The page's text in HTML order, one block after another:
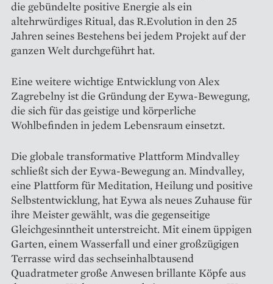
die gebündelte positive Energie als ein
altehrwürdiges Ritual, das R.Evolution in den 25
Jahren seines Bestehens bei jedem Projekt auf der
ganzen Welt durchgeführt hat.
Eine weitere wichtige Entwicklung von Alex
Zagrebelny ist die Gründung der Eywa-Bewegung,
die sich für das geistige und körperliche
Wohlbefinden in jedem Lebensraum einsetzt.
Die globale transformative Plattform Mindvalley
schließt sich der Eywa-Bewegung an. Mindvalley,
eine Plattform für Meditation, Heilung und positive
Selbstentwicklung, hat Eywa als neues Zuhause für
ihre Meister gewählt, was die gegenseitige
Gleichgesinntheit unterstreicht. Mit einem üppigen
Garten, einem Wasserfall und einer großzügigen
Terrasse wird das sechseinhalbtausend
Quadratmeter große Anwesen brillante Köpfe aus